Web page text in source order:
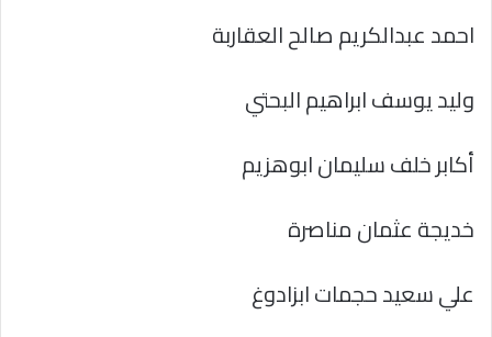
احمد عبدالكريم صالح العقاربة
وليد يوسف ابراهيم البحتي
أكابر خلف سليمان ابوهزيم
خديجة عثمان مناصرة
علي سعيد حجمات ابزادوغ